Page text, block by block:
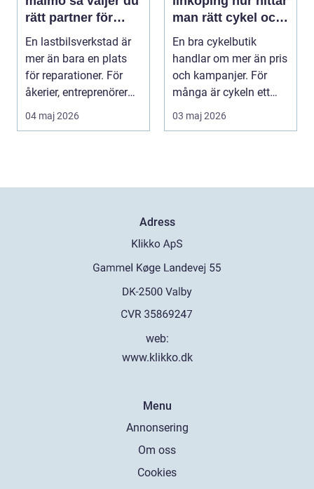
rätt partner för
tunga fordon
En lastbilsverkstad är
mer än bara en plats
för reparationer. För
åkerier, entreprenörer
och företag...
04 maj 2026
man rätt cykel och
rätt service?
En bra cykelbutik
handlar om mer än pris
och kampanjer. För
många är cykeln ett
vardagsfordon, ett t...
03 maj 2026
Adress
web:
www.klikko.dk
Menu
Annonsering
Om oss
Cookies